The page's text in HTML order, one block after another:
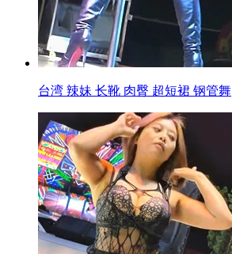
台湾 辣妹 长靴 肉臀 超短裙 钢管舞